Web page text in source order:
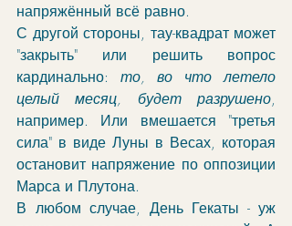
напряжённый всё равно.
С другой стороны, тау-квадрат может
"закрыть" или решить вопрос
кардинально: то, во что летело
целый месяц, будет разрушено,
например. Или вмешается "третья
сила" в виде Луны в Весах, которая
остановит напряжение по оппозиции
Марса и Плутона.
В любом случае, День Гекаты - уж